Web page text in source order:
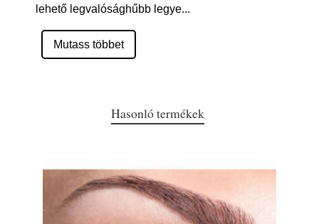
lehető legvalósághűbb legye...
Mutass többet
Hasonló termékek